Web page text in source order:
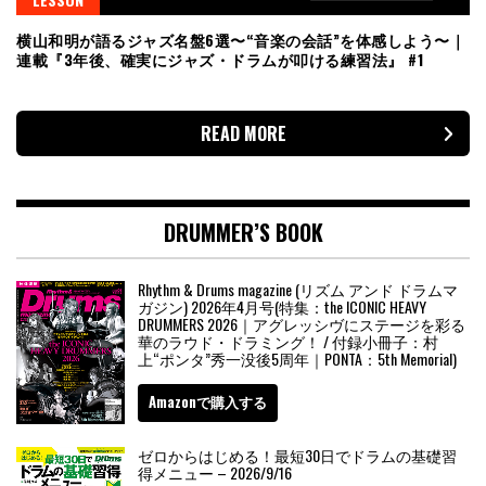
横山和明が語るジャズ名盤6選〜“音楽の会話”を体感しよう〜｜
連載『3年後、確実にジャズ・ドラムが叩ける練習法』 #1
READ MORE
DRUMMER’S BOOK
Rhythm & Drums magazine (リズム アンド ドラムマ
ガジン) 2026年4月号(特集：the ICONIC HEAVY
DRUMMERS 2026｜アグレッシヴにステージを彩る
華のラウド・ドラミング！ / 付録小冊子：村
上“ポンタ”秀一没後5周年｜PONTA：5th Memorial)
Amazonで購入する
ゼロからはじめる！最短30日でドラムの基礎習
得メニュー – 2026/9/16